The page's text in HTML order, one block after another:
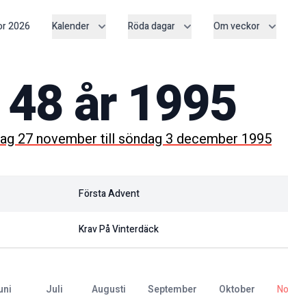
2026 Kalender Röda dagar Om veckor
48år 1995
27 novembertillsöndag 3 december 1995
Första Advent
Krav På Vinterdäck
juli augusti september oktober